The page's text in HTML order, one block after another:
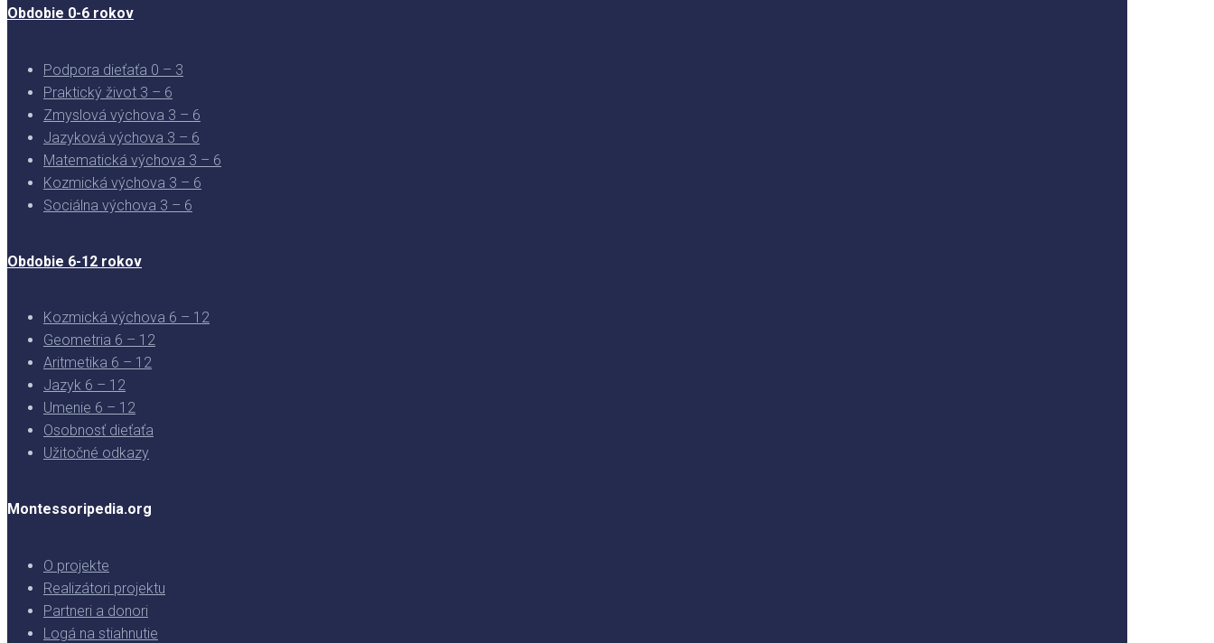
Obdobie 0-6 rokov
Podpora dieťaťa 0 – 3
Praktický život 3 – 6
Zmyslová výchova 3 – 6
Jazyková výchova 3 – 6
Matematická výchova 3 – 6
Kozmická výchova 3 – 6
Sociálna výchova 3 – 6
Obdobie 6-12 rokov
Kozmická výchova 6 – 12
Geometria 6 – 12
Aritmetika 6 – 12
Jazyk 6 – 12
Umenie 6 – 12
Osobnosť dieťaťa
Užitočné odkazy
Montessoripedia.org
O projekte
Realizátori projektu
Partneri a donori
Logá na stiahnutie